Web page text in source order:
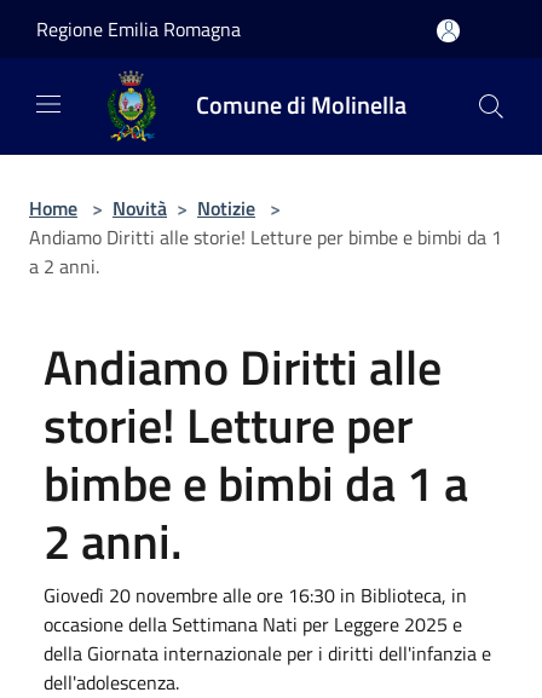
Regione Emilia Romagna
Comune di Molinella
Home > Novità > Notizie >
Andiamo Diritti alle storie! Letture per bimbe e bimbi da 1
a 2 anni.
Andiamo Diritti alle
storie! Letture per
bimbe e bimbi da 1 a
2 anni.
Giovedì 20 novembre alle ore 16:30 in Biblioteca, in
occasione della Settimana Nati per Leggere 2025 e
della Giornata internazionale per i diritti dell'infanzia e
dell'adolescenza.